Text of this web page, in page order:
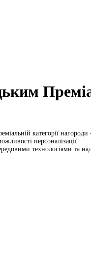
категорії
персоналізації
технологіями та